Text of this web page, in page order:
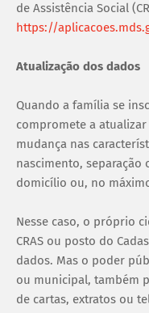
de Assistência Social
https://
Atualização dos dados
Quando a família se
compromete a
mudança nas
nascimento, separação
domicílio ou, no
Nesse caso, o próprio
CRAS ou posto do
dados. Mas o poder
ou municipal, também
de cartas, extratos ou